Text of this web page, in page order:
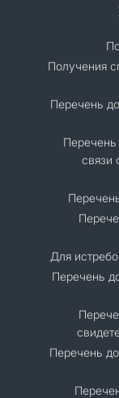
Получения
Перечень
связи
Для
Перечень
Перечень